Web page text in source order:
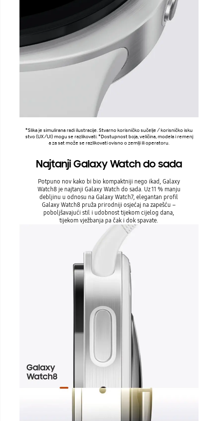
*Slika je simulirana radi ilustracije. Stvarno korisničko sučelje / korisničko isku
stvo (UX/UI) mogu se razlikovati. *Dostupnost boja, veličina, modela i remenj
a za sat može se razlikovati ovisno o zemlji ili operatoru.
Najtanji Galaxy Watch do sada
Potpuno nov kako bi bio kompaktniji nego ikad, Galaxy
Watch8 je najtanji Galaxy Watch do sada. Uz 11 % manju
debljinu u odnosu na Galaxy Watch7, elegantan profil
Galaxy Watch8 pruža prirodniji osjećaj na zapešću –
poboljšavajući stil i udobnost tijekom cijelog dana,
tijekom vježbanja pa čak i dok spavate.